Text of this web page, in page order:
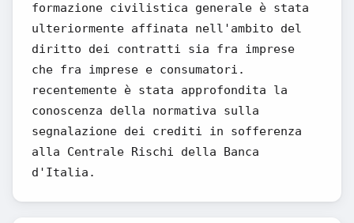
formazione civilistica generale è stata
ulteriormente affinata nell'ambito del
diritto dei contratti sia fra imprese
che fra imprese e consumatori.
recentemente è stata approfondita la
conoscenza della normativa sulla
segnalazione dei crediti in sofferenza
alla Centrale Rischi della Banca
d'Italia.